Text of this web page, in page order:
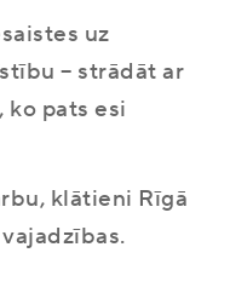
uz
– strādāt ar
pats esi
klātieni Rīgā